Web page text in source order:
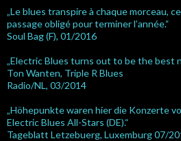
„Le blues transpire à chaque morceau,
passage obligé pour terminer l’année.“
Soul Bag (F), 01/2016
„Electric Blues turns out to be the best
Ton Wanten, Triple R Blues
Radio/NL, 03/2014
„Höhepunkte waren hier die Konzerte
Electric Blues All-Stars (DE).“
Tageblatt Letzebuerg, Luxemburg 07/